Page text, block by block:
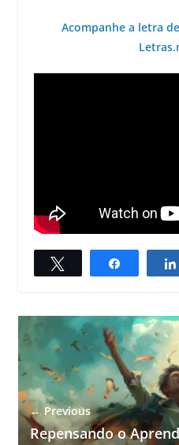
Acompanhe a letra
← Previous
Repensando o